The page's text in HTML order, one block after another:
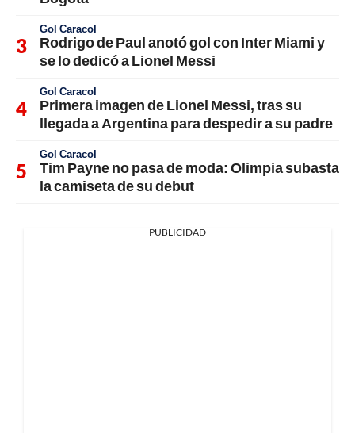
Gol Caracol
Rodrigo de Paul anotó gol con Inter Miami y
se lo dedicó a Lionel Messi
Gol Caracol
Primera imagen de Lionel Messi, tras su
llegada a Argentina para despedir a su padre
Gol Caracol
Tim Payne no pasa de moda: Olimpia subasta
la camiseta de su debut
PUBLICIDAD